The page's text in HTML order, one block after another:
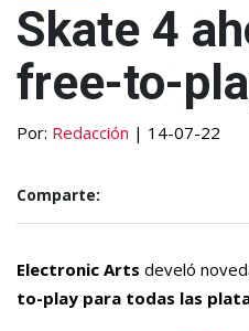
Skate 4
free-to-
Por: Redacción | 14-07-22
Comparte:
Electronic Arts develó
to-play para todas las